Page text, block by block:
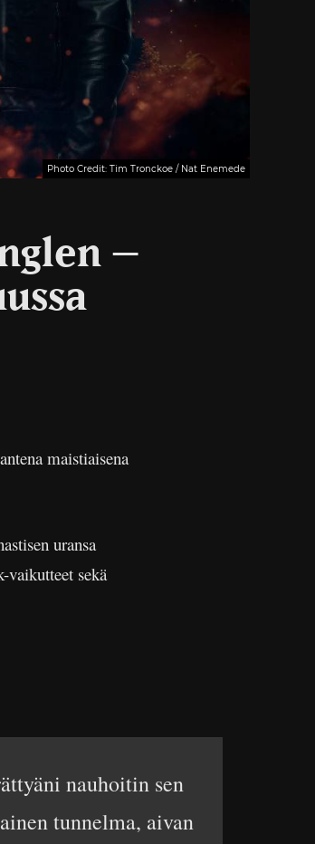
Photo Credit: Tim Tronckoe / Nat Enemede
–
maistiaisena
uransa
sekä
nauhoitin sen
tunnelma, aivan